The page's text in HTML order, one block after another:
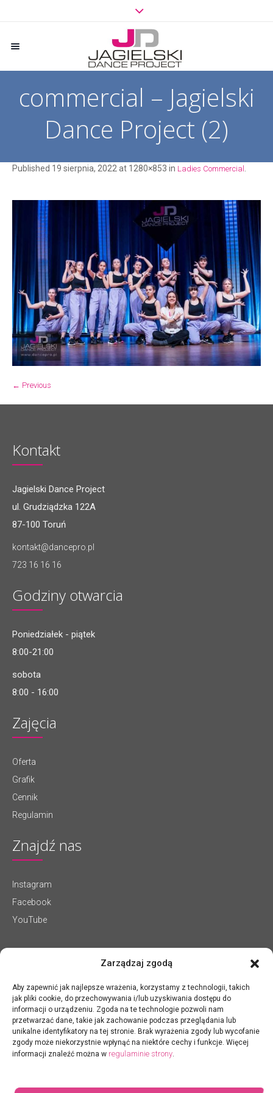
Zarządzaj zgodą
Aby zapewnić jak najlepsze wrażenia, korzystamy z technologii, takich
jak pliki cookie, do przechowywania i/lub uzyskiwania dostępu do
informacji o urządzeniu. Zgoda na te technologie pozwoli nam
przetwarzać dane, takie jak zachowanie podczas przeglądania lub
unikalne identyfikatory na tej stronie. Brak wyrażenia zgody lub wycofanie
zgody może niekorzystnie wpłynąć na niektóre cechy i funkcje. Więcej
informacji znaleźć można w regulaminie strony.
commercial – Jagielski
Dance Project (2)
Published 19 sierpnia, 2022 at 1280×853 in Ladies Commercial
← Previous
Kontakt
Jagielski Dance Project
ul. Grudziądzka 122A
87-100 Toruń
kontakt@dancepro.pl
723 16 16 16
Godziny otwarcia
Poniedziałek - piątek
8:00-21:00
sobota
8:00 - 16:00
Zajęcia
Oferta
Grafik
Cennik
Regulamin
Znajdź nas
Instagram
Facebook
YouTube